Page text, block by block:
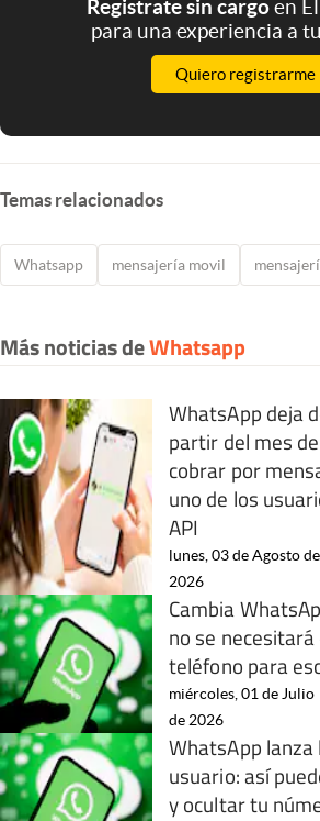
Registrate sin cargoen
para una experiencia a
Quiero registrarme
Temas relacionados
Whatsapp mensajería movil
Más noticias deWhatsapp
WhatsApp deja
partir del mes
cobrar por
uno de los
API
lunes, 03 de Agosto de
2026
Cambia
no se
teléfono para
miércoles, 01 de Julio
de 2026
WhatsApp
usuario: así
y ocultar tu